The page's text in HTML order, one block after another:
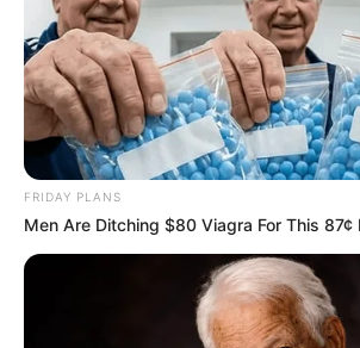
FRIDAY PLANS
Men Are Ditching $80 Viagra For This 87¢